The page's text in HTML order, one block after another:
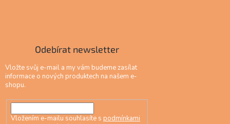
Odebírat newsletter
Vložte svůj e-mail a my vám budeme zasílat
informace o nových produktech na našem e-
shopu.
Vložením e-mailu souhlasíte s podmínkami